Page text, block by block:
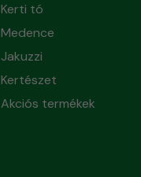
Kerti tó
Medence
Jakuzzi
Kertészet
Akciós termékek